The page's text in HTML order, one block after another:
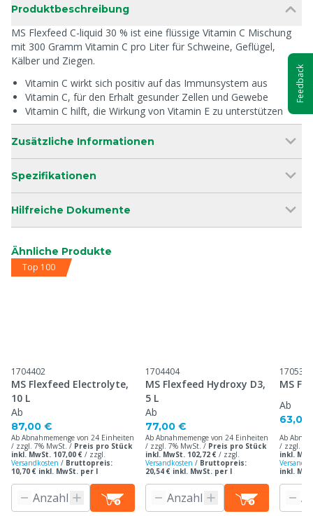
Produktbeschreibung
MS Flexfeed C-liquid 30 % ist eine flüssige Vitamin C Mischung
mit 300 Gramm Vitamin C pro Liter für Schweine, Geflügel,
Kälber und Ziegen.
Vitamin C wirkt sich positiv auf das Immunsystem aus
Vitamin C, für den Erhalt gesunder Zellen und Gewebe
Vitamin C hilft, die Wirkung von Vitamin E zu unterstützen
Zusätzliche Informationen
Spezifikationen
Hilfreiche Dokumente
Ähnliche Produkte
Top 100
1704402
MS Flexfeed Electrolyte,
10 L
Ab
87,00 €
Ab Abnahmemenge von 24 Einheiten
/ zzgl. 7% MwSt. / Preis pro Stück
inkl. MwSt. 107,00 € / zzgl.
Versandkosten / Bruttopreis:
10,70 € inkl. MwSt. per l
1704404
MS Flexfeed Hydroxy D3,
5 L
Ab
77,00 €
Ab Abnahmemenge von 24 Einheiten
/ zzgl. 7% MwSt. / Preis pro Stück
inkl. MwSt. 102,72 € / zzgl.
Versandkosten / Bruttopreis:
20,54 € inkl. MwSt. per l
1705314
MS
Ab
63,00
Ab
/ zzgl.
inkl.
inkl.
Feedback